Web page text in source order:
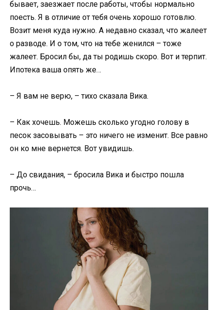
бывает, заезжает после работы, чтобы нормально
поесть. Я в отличие от тебя очень хорошо готовлю.
Возит меня куда нужно. А недавно сказал, что жалеет
о разводе. И о том, что на тебе женился – тоже
жалеет. Бросил бы, да ты родишь скоро. Вот и терпит.
Ипотека ваша опять же…
– Я вам не верю, – тихо сказала Вика.
– Как хочешь. Можешь сколько угодно голову в
песок засовывать – это ничего не изменит. Все равно
он ко мне вернется. Вот увидишь.
– До свидания, – бросила Вика и быстро пошла
прочь…